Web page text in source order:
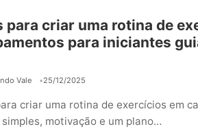
se para a
Torne-
para criar uma rotina de
para iniciantes
Vale 25/12/2025
criar uma rotina de exercícios em
simples, motivação e um plano…